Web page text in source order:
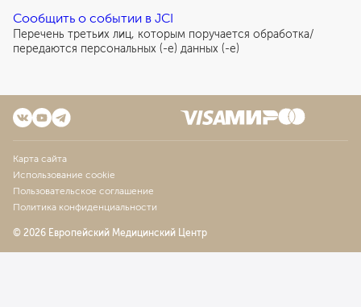
Сообщить о событии в JCI
Перечень третьих лиц, которым поручается обработка/
передаются персональных (-е) данных (-е)
Карта сайта
Использование cookie
Пользовательское соглашение
Политика конфиденциальности
© 2026 Европейский Медицинский Центр